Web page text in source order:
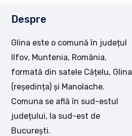
Despre
Glina este o comună în județul
Ilfov, Muntenia, România,
formată din satele Cățelu, Glina
(reședința) și Manolache.
Comuna se află în sud-estul
județului, la sud-est de
București.